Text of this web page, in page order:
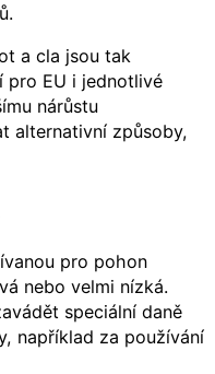
a cla jsou tak
pro EU i jednotlivé
nárůstu
alternativní způsoby,
pro pohon
nebo velmi nízká.
speciální daně
například za používání